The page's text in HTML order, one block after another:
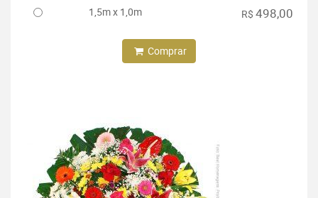
1,5m x 1,0m R$ 498,00
Comprar